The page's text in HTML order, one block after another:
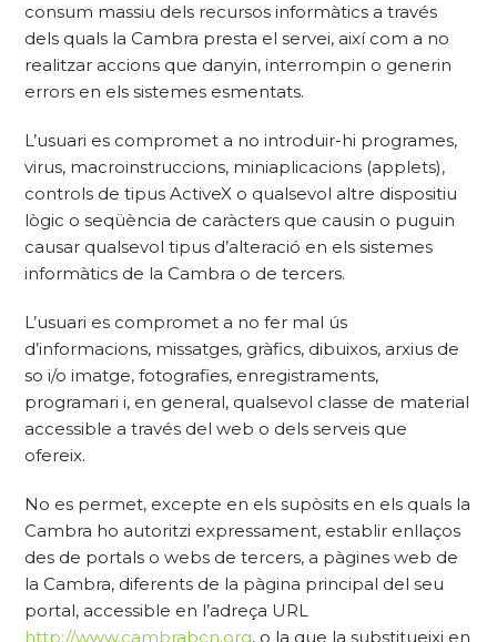
consum massiu dels recursos informàtics a través
dels quals la Cambra presta el servei, així com a no
realitzar accions que danyin, interrompin o generin
errors en els sistemes esmentats.
L’usuari es compromet a no introduir-hi programes,
virus, macroinstruccions, miniaplicacions (applets),
controls de tipus ActiveX o qualsevol altre dispositiu
lògic o seqüència de caràcters que causin o puguin
causar qualsevol tipus d’alteració en els sistemes
informàtics de la Cambra o de tercers.
L’usuari es compromet a no fer mal ús
d’informacions, missatges, gràfics, dibuixos, arxius de
so i/o imatge, fotografies, enregistraments,
programari i, en general, qualsevol classe de material
accessible a través del web o dels serveis que
ofereix.
No es permet, excepte en els supòsits en els quals la
Cambra ho autoritzi expressament, establir enllaços
des de portals o webs de tercers, a pàgines web de
la Cambra, diferents de la pàgina principal del seu
portal, accessible en l’adreça URL
http://www.cambrabcn.org, o la que la substitueixi en